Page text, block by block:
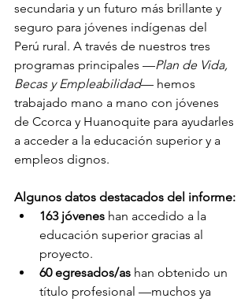
secundaria y un futuro más brillante y
seguro para jóvenes indígenas del
Perú rural. A través de nuestros tres
programas principales —Plan de Vida,
Becas y Empleabilidad— hemos
trabajado mano a mano con jóvenes
de Ccorca y Huanoquite para ayudarles
a acceder a la educación superior y a
empleos dignos.
Algunos datos destacados del informe:
163 jóvenes han accedido a la
educación superior gracias al
proyecto.
60 egresados/as han obtenido un
título profesional —muchos ya